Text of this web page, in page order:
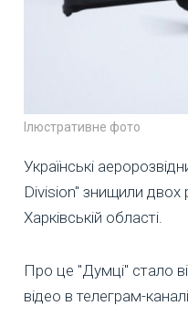
Ілюстративне фото
Українські
Division" знищили двох
Харківській області.
Про це "Думці" стало
відео в телеграм-